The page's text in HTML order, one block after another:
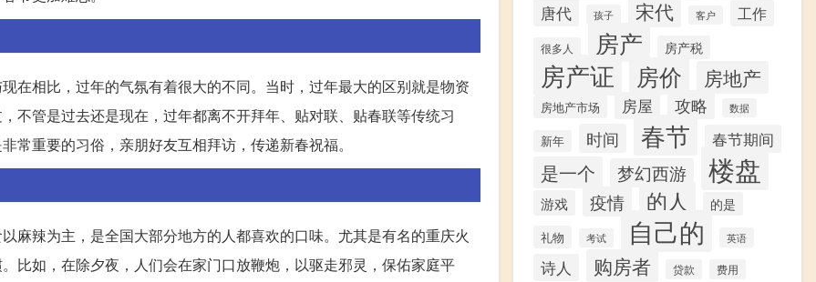
在相比，过年的气氛有着很大的不同。当时，过年最大的区别就是物资
不管是过去还是现在，过年都离不开拜年、贴对联、贴春联等传统习
常重要的习俗，亲朋好友互相拜访，传递新春祝福。
麻辣为主，是全国大部分地方的人都喜欢的口味。尤其是有名的重庆火
比如，在除夕夜，人们会在家门口放鞭炮，以驱走邪灵，保佑家庭平
唐代 孩子 宋代 客户 工作
很多人 房产 房产税
房产证 房价 房地产
房地产市场 房屋 攻略 数据
新年 时间 春节 春节期间
是一个 梦幻西游 楼盘
游戏 疫情 的人 的是
礼物 考试 自己的 英语
诗人 购房者 贷款 费用